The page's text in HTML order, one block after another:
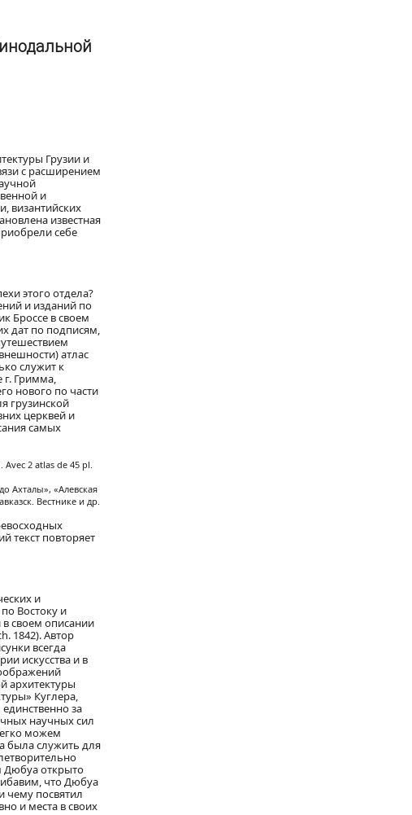
Грузии и
с расширением
и
византийских
известная
себе
этого отдела?
и изданий по
Броссе в своем
дат по подписям,
атлас
служит к
г. Гримма,
нового по части
грузинской
церквей и
самых
2 atlas de 45 pl.
Ахталы», «Алевская
Вестнике и др.
текст повторяет
и
Востоку и
своем описании
1842). Автор
всегда
искусства и в
архитектуры
Куглера,
за
научных сил
можем
была служить для
Дюбуа открыто
что Дюбуа
чему посвятил
и места в своих